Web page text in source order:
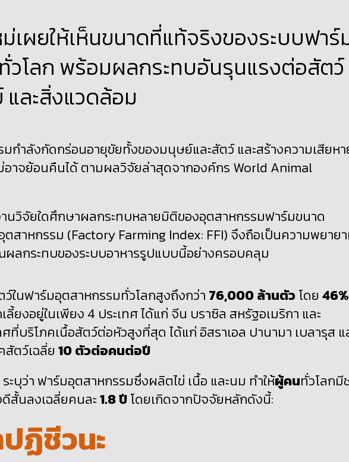
เผยให้เห็นขนาดที่แท้จริงของระบบฟาร์
วโลก พร้อมผลกระทบอันรุนแรงต่อสัตว์
ละสิ่งแวดล้อม
กำลังกัดกร่อนอายุขัยทั้งของมนุษย์และสัตว์ และสร้างความเสียห
อาจย้อนคืนได้ ตามผลวิจัยล่าสุดจากองค์กร World Animal
นวิจัยใดศึกษาผลกระทบหลายมิติของอุตสาหกรรมฟาร์มขนาด
สาหกรรม (Factory Farming Index: FFI) จึงถือเป็นความพยาย
ผลกระทบของระบบอาหารรูปแบบนี้อย่างครอบคลุม
ในฟาร์มอุตสาหกรรมทั่วโลกสูงถึงกว่า 76,000ล้านตัว โดย 46%
ลี้ยงอยู่ในเพียง 4 ประเทศ ได้แก่ จีน บราซิล สหรัฐอเมริกา และ
ที่บริโภคเนื้อสัตว์ต่อหัวสูงที่สุด ได้แก่ อิสราเอล ปานามา เบลารุส แ
สัตว์เฉลี่ย 10ตัวต่อคนต่อปี
ะบุว่า ฟาร์มอุตสาหกรรมซึ่งผลิตไข่ เนื้อ และนม ทำให้ผู้คนทั่วโลกมี
สั้นลงเฉลี่ยคนละ1.8ปีโดยเกิดจากปัจจัยหลักดังนี้:
ฏิชีวนะ